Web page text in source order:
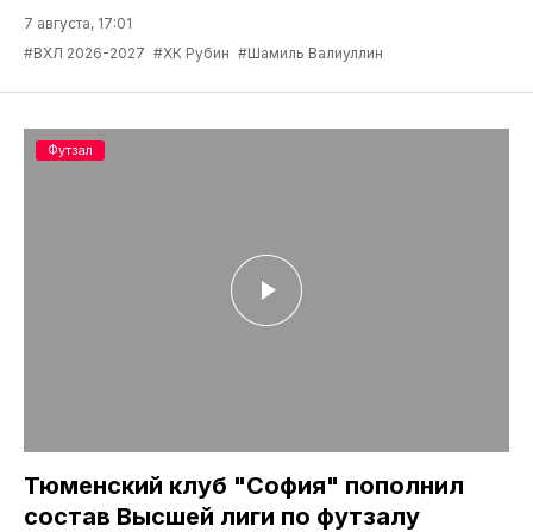
7 августа, 17:01
#ВХЛ 2026-2027 #ХК Рубин #Шамиль Валиуллин
Тюменский клуб "София" пополнил
состав Высшей лиги по футзалу
Футзал